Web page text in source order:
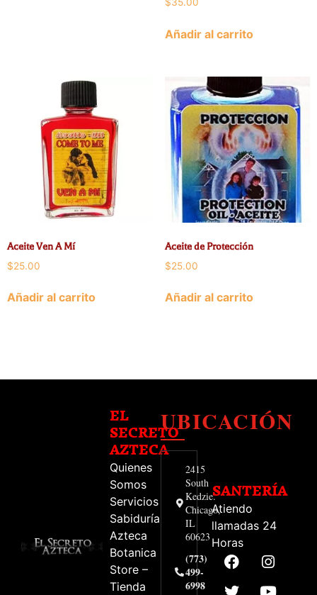
$35.00
Añadir al carrito
Aceite Ven A Mí
$25.00
Añadir al carrito
Aceite de Protección
$25.00
Añadir al carrito
EL
SECRETO
AZTECA
Quienes
Somos
Servicios
Sabiduría
Azteca
Botanica
Store –
Tienda
UBICACIÓN
2415
South
Kedzie.
Chicago,
IL
60623
(773)
499-
6998
SANTERÍA
Atiendo
llamadas 24
Horas